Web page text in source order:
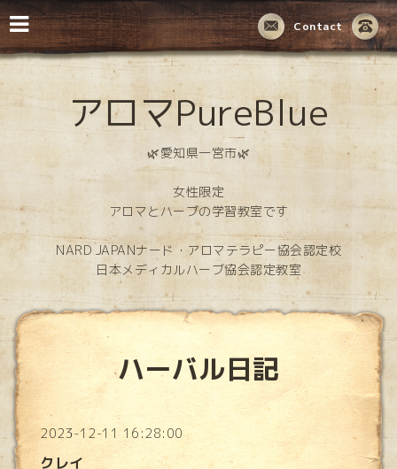
Contact
アロマPureBlue
🌿愛知県一宮市🌿
女性限定
アロマとハーブの学習教室です
NARD JAPANナード・アロマテラピー協会認定校
日本メディカルハーブ協会認定教室
ハーバル日記
2023-12-11 16:28:00
クレイ